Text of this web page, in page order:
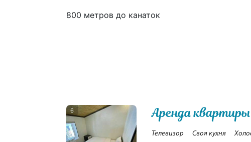
800 метров до канаток
6 Аренда
Телевизор Своя кухня